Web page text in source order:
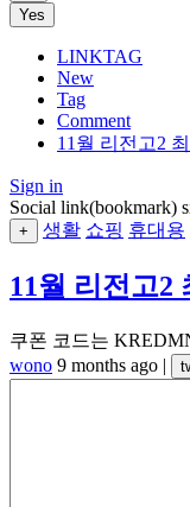
Yes
LINKTAG
New
Tag
Comment
11월 리전고2
Sign in
Social link(bookmark)
+ 생활 쇼핑 휴대용
11월 리전고2
쿠폰 코드는
wono 9 months ago |